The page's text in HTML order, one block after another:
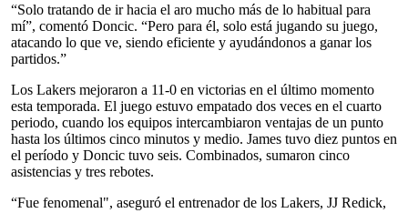
“Solo tratando de ir hacia el aro mucho más de lo habitual para
mí”, comentó Doncic. “Pero para él, solo está jugando su juego,
atacando lo que ve, siendo eficiente y ayudándonos a ganar los
partidos.”
Los Lakers mejoraron a 11-0 en victorias en el último momento
esta temporada. El juego estuvo empatado dos veces en el cuarto
periodo, cuando los equipos intercambiaron ventajas de un punto
hasta los últimos cinco minutos y medio. James tuvo diez puntos en
el período y Doncic tuvo seis. Combinados, sumaron cinco
asistencias y tres rebotes.
“Fue fenomenal", aseguró el entrenador de los Lakers, JJ Redick,